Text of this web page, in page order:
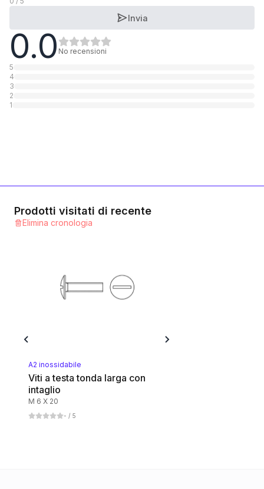
Polyamid
1 Categoria
Invia
0.0 No recensioni
5
4
3
2
1
Prodotti visitati di recente
Elimina cronologia
A2 inossidabile
Viti a testa tonda larga con
intaglio
M 6 X 20
- / 5